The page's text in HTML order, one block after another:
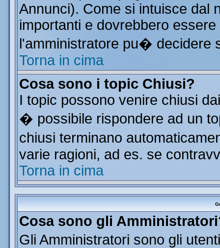
Annunci). Come si intuisce dal
importanti e dovrebbero
l'amministratore pu�
Torna in cima
Cosa sono i topic Chiusi?
I topic possono venire chiusi
� possibile rispondere ad un
chiusi terminano
varie ragioni, ad es. se
Torna in cima
Cosa sono gli
Gli Amministratori sono gli